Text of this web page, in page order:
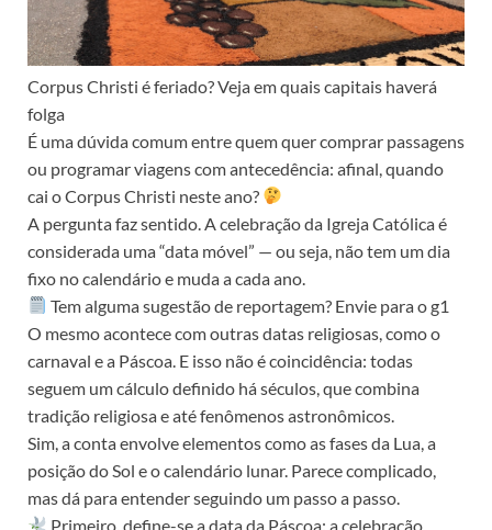
Corpus Christi é feriado? Veja em quais capitais haverá
folga
É uma dúvida comum entre quem quer comprar passagens
ou programar viagens com antecedência: afinal, quando
cai o Corpus Christi neste ano?
A pergunta faz sentido. A celebração da Igreja Católica é
considerada uma “data móvel” — ou seja, não tem um dia
fixo no calendário e muda a cada ano.
Tem alguma sugestão de reportagem? Envie para o g1
O mesmo acontece com outras datas religiosas, como o
carnaval e a Páscoa. E isso não é coincidência: todas
seguem um cálculo definido há séculos, que combina
tradição religiosa e até fenômenos astronômicos.
Sim, a conta envolve elementos como as fases da Lua, a
posição do Sol e o calendário lunar. Parece complicado,
mas dá para entender seguindo um passo a passo.
Primeiro, define-se a data da Páscoa: a celebração